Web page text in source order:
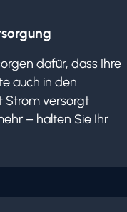
dafür, dass Ihre
auch in den
Strom versorgt
– halten Sie Ihr